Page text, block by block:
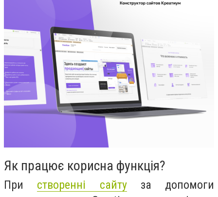
Як працює корисна функція?
При створенні сайтуза допомоги